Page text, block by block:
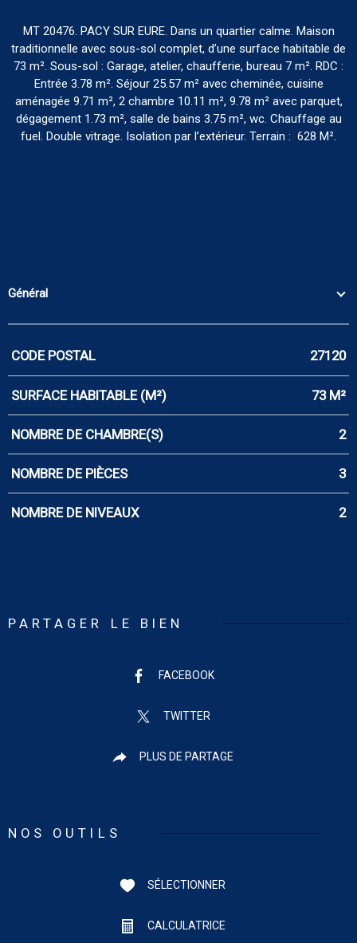
MT 20476. PACY SUR EURE. Dans un quartier calme. Maison
traditionnelle avec sous-sol complet, d’une surface habitable de
73 m². Sous-sol : Garage, atelier, chaufferie, bureau 7 m². RDC :
Entrée 3.78 m². Séjour 25.57 m² avec cheminée, cuisine
aménagée 9.71 m², 2 chambre 10.11 m², 9.78 m² avec parquet,
dégagement 1.73 m², salle de bains 3.75 m², wc. Chauffage au
fuel. Double vitrage. Isolation par l’extérieur. Terrain : 628 M².
Général
Caractérisque Valeurs
CODE POSTAL 27120
SURFACE HABITABLE (M²) 73 M²
NOMBRE DE CHAMBRE(S) 2
NOMBRE DE PIÈCES 3
NOMBRE DE NIVEAUX 2
PARTAGER LE BIEN
FACEBOOK
TWITTER
PLUS DE PARTAGE
NOS OUTILS
SÉLECTIONNER
CALCULATRICE